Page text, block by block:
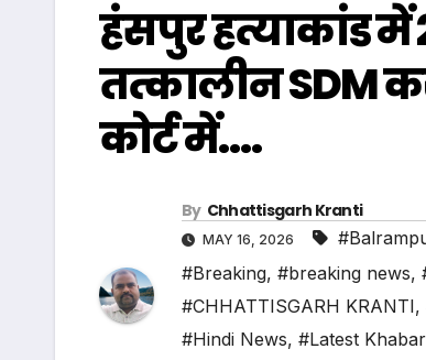
हंसपुर हत्याकांड में
तत्कालीन SDM
कोर्ट में….
By Chhattisgarh Kranti
MAY 16, 2026
#Breaking, #breaking news,
#CHHATTISGARH KRANTI,
#Hindi News, #Latest Khabar